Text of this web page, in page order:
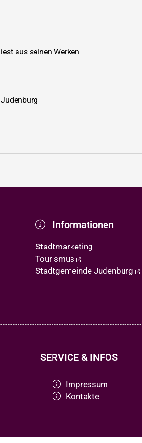
aus seinen Werken
Informationen
Stadtmarketing
Tourismus
Stadtgemeinde Judenburg
SERVICE & INFOS
Impressum
Kontakte